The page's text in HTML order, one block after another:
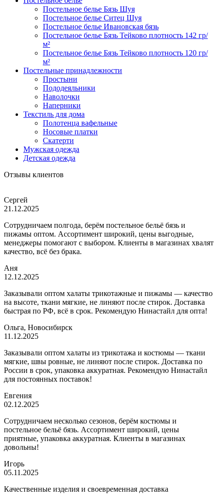
Постельное белье Бязь Шуя
Постельное белье Ситец Шуя
Постельное белье Ивановская бязь
Постельное белье Бязь Тейково плотность 142 гр/
м²
Постельное белье Бязь Тейково плотность 120 гр/
м²
Постельные принадлежности
Простыни
Пододеяльники
Наволочки
Наперники
Текстиль для дома
Полотенца вафельные
Носовые платки
Скатерти
Мужская одежда
Детская одежда
Отзывы клиентов
Сергей
21.12.2025
Сотрудничаем полгода, берём постельное бельё бязь и
пижамы оптом. Ассортимент широкий, цены выгодные,
менеджеры помогают с выбором. Клиенты в магазинах хвалят
качество, всё без брака.
Аня
12.12.2025
Заказывали оптом халаты трикотажные и пижамы — качество
на высоте, ткани мягкие, не линяют после стирок. Доставка
быстрая по РФ, всё в срок. Рекомендую Нинастайл для опта!
Ольга, Новосибирск
11.12.2025
Заказывали оптом халаты из трикотажа и костюмы — ткани
мягкие, швы ровные, не линяют после стирок. Доставка по
России в срок, упаковка аккуратная. Рекомендую Нинастайл
для постоянных поставок!
Евгения
02.12.2025
Сотрудничаем несколько сезонов, берём костюмы и
постельное бельё бязь. Ассортимент широкий, цены
приятные, упаковка аккуратная. Клиенты в магазинах
довольны!
Игорь
05.11.2025
Качественные изделия и своевременная доставка